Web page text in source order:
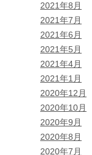
2021年8月
2021年7月
2021年6月
2021年5月
2021年4月
2021年1月
2020年12月
2020年10月
2020年9月
2020年8月
2020年7月